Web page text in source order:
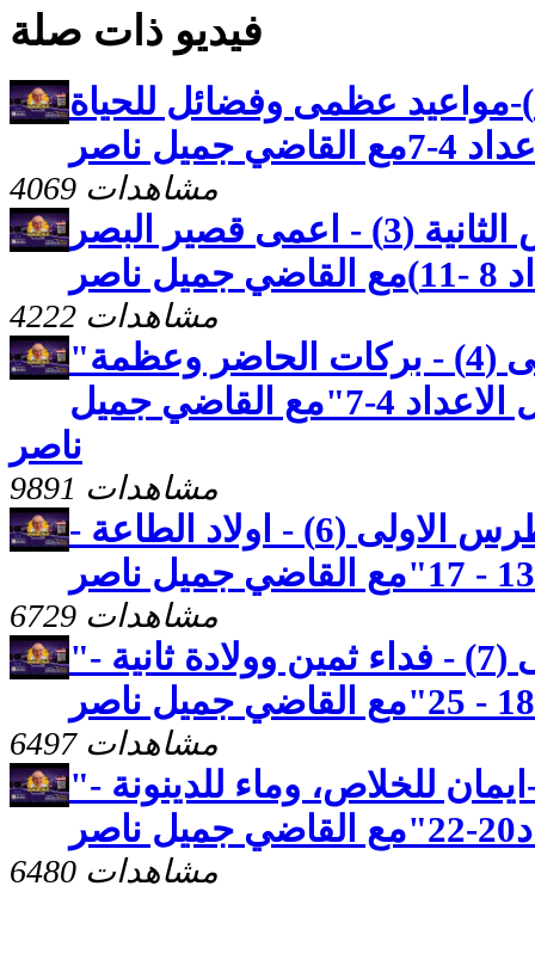
فيديو ذات صلة
رسالة بطرس الثانية(2)-مواعيد عظمى وفضائل للحياة
ناصر
4069 مشاهدات
كنوز مخفيه رسالة بطرس الثانية (3) - اعمى قصير البصر
4222 مشاهدات
"رسالة بطرس الاولى (4) - بركات الحاضر وعظمة
المستقبل - الاصحاح الاول الاعداد 4-7"مع القاضي جميل
ناصر
9891 مشاهدات
كنوز مخفيه "رسالة بطرس الاولى (6) - اولاد الطاعة -
6729 مشاهدات
"رسالة بطرس الاولى (7) - فداء ثمين وولادة ثانية -
6497 مشاهدات
"رسالة بطرس الاولى(19)-ايمان للخلاص، وماء للدينونة -
6480 مشاهدات